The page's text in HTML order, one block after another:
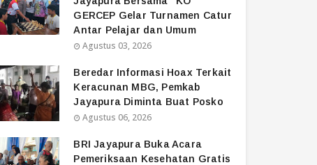
GERCEP Gelar Turnamen Catur
Antar Pelajar dan Umum
Agustus 03, 2026
Beredar Informasi Hoax Terkait
Keracunan MBG, Pemkab
Jayapura Diminta Buat Posko
Agustus 06, 2026
BRI Jayapura Buka Acara
Pemeriksaan Kesehatan Gratis